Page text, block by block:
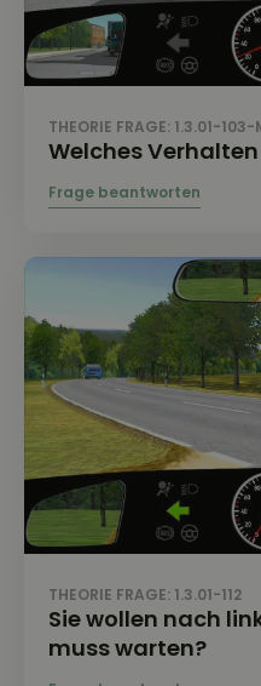
THEORIE FRAGE: 1.3.01-103-
Welches
THEORIE FRAGE: 1.3.01-112
Sie wollen nach
muss warten?